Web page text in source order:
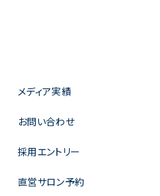
メディア実績
お問い合わせ
採用エントリー
直営サロン予約